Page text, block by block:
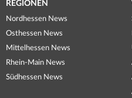
REGIONEN
Nordhessen News
Osthessen News
Mittelhessen News
Rhein-Main News
Südhessen News